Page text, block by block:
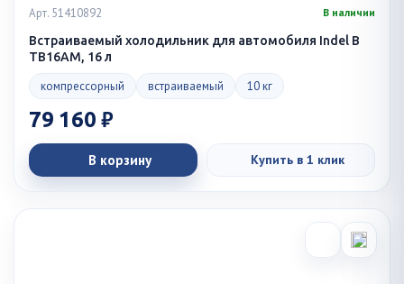
Арт. 51410892 В наличии
Встраиваемый холодильник для автомобиля Indel B
TB16AM, 16 л
компрессорный встраиваемый 10 кг
79 160 ₽
В корзину Купить в 1 клик